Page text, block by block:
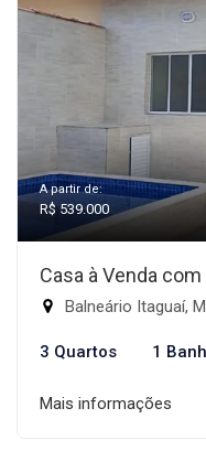
A partir de:
R$ 539.000
Casa à Venda
Balneário Itaguaí,
3 Quartos 1
Mais informações